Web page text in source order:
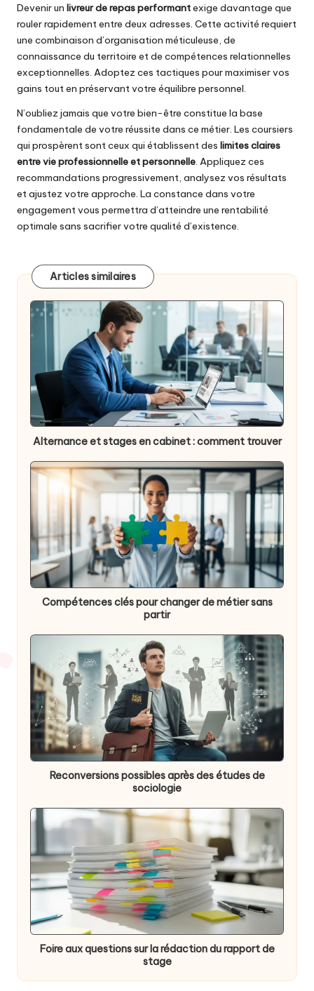
Devenir un livreur de repas performantexige davantage que
rouler rapidement entre deux adresses. Cette activité requiert
une combinaison d’organisation méticuleuse, de
connaissance du territoire et de compétences relationnelles
exceptionnelles. Adoptez ces tactiques pour maximiser vos
gains tout en préservant votre équilibre personnel.
N’oubliez jamais que votre bien-être constitue la base
fondamentale de votre réussite dans ce métier. Les coursiers
qui prospèrent sont ceux qui établissent des limites claires
entre vie professionnelle et personnelle. Appliquez ces
recommandations progressivement, analysez vos résultats
et ajustez votre approche. La constance dans votre
engagement vous permettra d’atteindre une rentabilité
optimale sans sacrifier votre qualité d’existence.
Articles similaires
Alternance et stages en cabinet : comment trouver
Compétences clés pour changer de métier sans
partir
Reconversions possibles après des études de
sociologie
Foire aux questions sur la rédaction du rapport de
stage